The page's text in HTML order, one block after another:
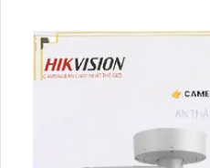
dù sử dụng lâu dài